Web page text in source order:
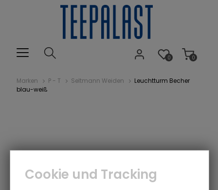
0
0
Marken P - T Seltmann Weiden
Leuchtturm Becher
blau-weiß
Cookie und Tracking